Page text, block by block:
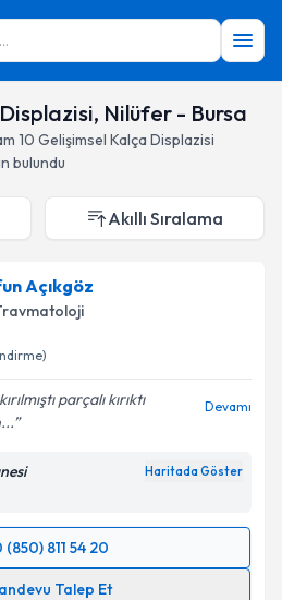
Nilüfer - Bursa
10 Gelişimsel Kalça Displazisi
bulundu
Akıllı Sıralama
Açıkgöz
parçalı kırıktı
Devamı
Haritada Göster
(850) 811 54 20
Talep Et
Talebi